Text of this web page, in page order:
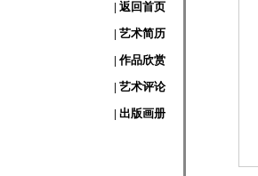
| 返回首页
| 艺术简历
| 作品欣赏
| 艺术评论
| 出版画册